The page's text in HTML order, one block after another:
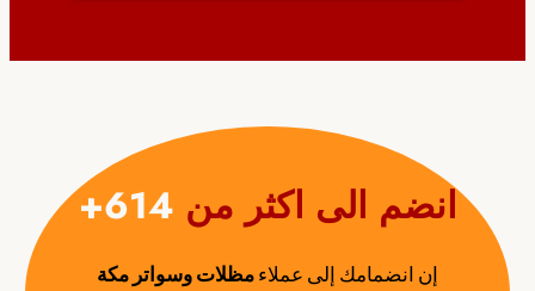
انضم الى اكثر من 614+
إن انضمامك إلى عملاء مظلات وسواتر مكة